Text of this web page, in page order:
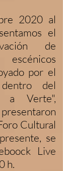
2020 al
el
de
por el
del
a Verte",
Cultural
se
Live
h.